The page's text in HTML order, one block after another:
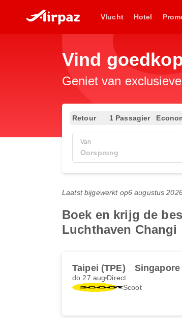
Vlucht Hotel
Vind
Geniet van
Retour 1 Passagier
Van
Laatst bijgewerkt op6 augustus
Boek en krijg de
Luchthaven Changi
Taipei (TPE) Singapore
do 27 aug Direct
Scoot